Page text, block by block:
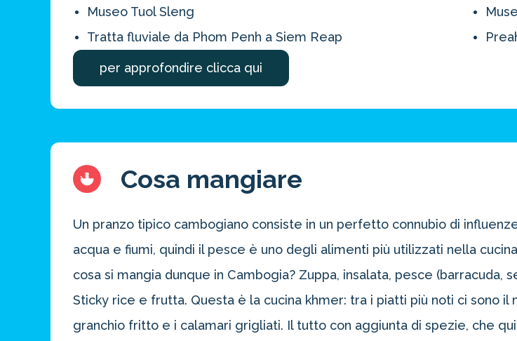
Museo Tuol Sleng
Tratta fluviale da Phom Penh a Siem Reap
per approfondire clicca qui
Cosa mangiare
Un pranzo tipico cambogiano consiste in un perfetto connubio di
acqua e fiumi, quindi il pesce è uno degli alimenti più utilizzati nella
cosa si mangia dunque in Cambogia? Zuppa, insalata, pesce
Sticky rice e frutta. Questa è la cucina khmer: tra i piatti più noti ci sono
granchio fritto e i calamari grigliati. Il tutto con aggiunta di spezie, che